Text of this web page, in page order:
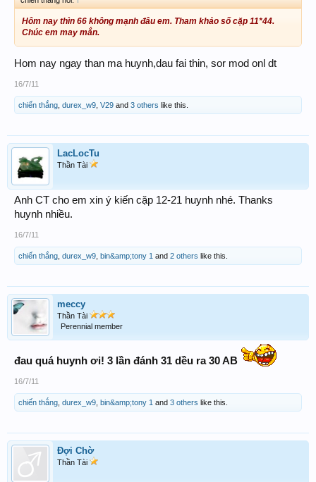
Hôm nay thìn 66 không mạnh đâu em. Tham khảo số cặp 11*44.
Chúc em may mắn.
Hom nay ngay than ma huynh,dau fai thin, sor mod onl dt
16/7/11
chiến thắng durex_w9 V29 and 3 others like this.
LacLocTu
Thần Tài
Anh CT cho em xin ý kiến cặp 12-21 huynh nhé. Thanks
huynh nhiều.
16/7/11
chiến thắng durex_w9 bin&amp;tony 1 and 2 others like this.
meccy
Thần Tài
Perennial member
đau quá huynh ơi! 3 lần đánh 31 dều ra 30 AB
16/7/11
chiến thắng durex_w9 bin&amp;tony 1 and 3 others like this.
Đợi Chờ
Thần Tài